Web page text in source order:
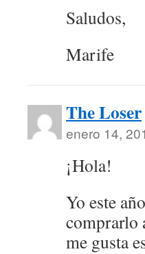
Saludos,
Marife
The Loser
enero 14,
¡Hola!
Yo este
comprarlo
me gusta